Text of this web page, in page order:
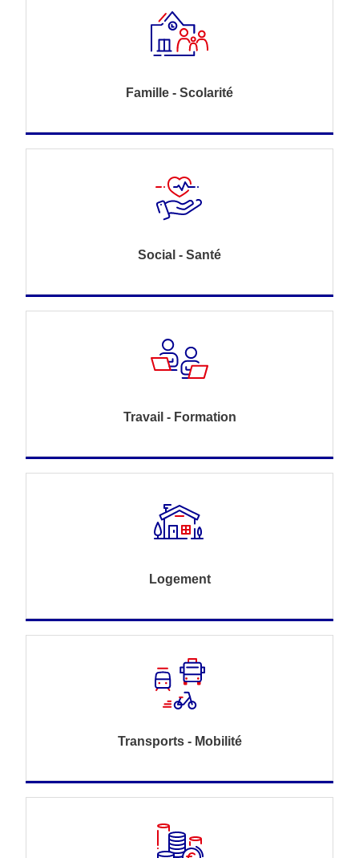
Famille - Scolarité
Social - Santé
Travail - Formation
Logement
Transports - Mobilité